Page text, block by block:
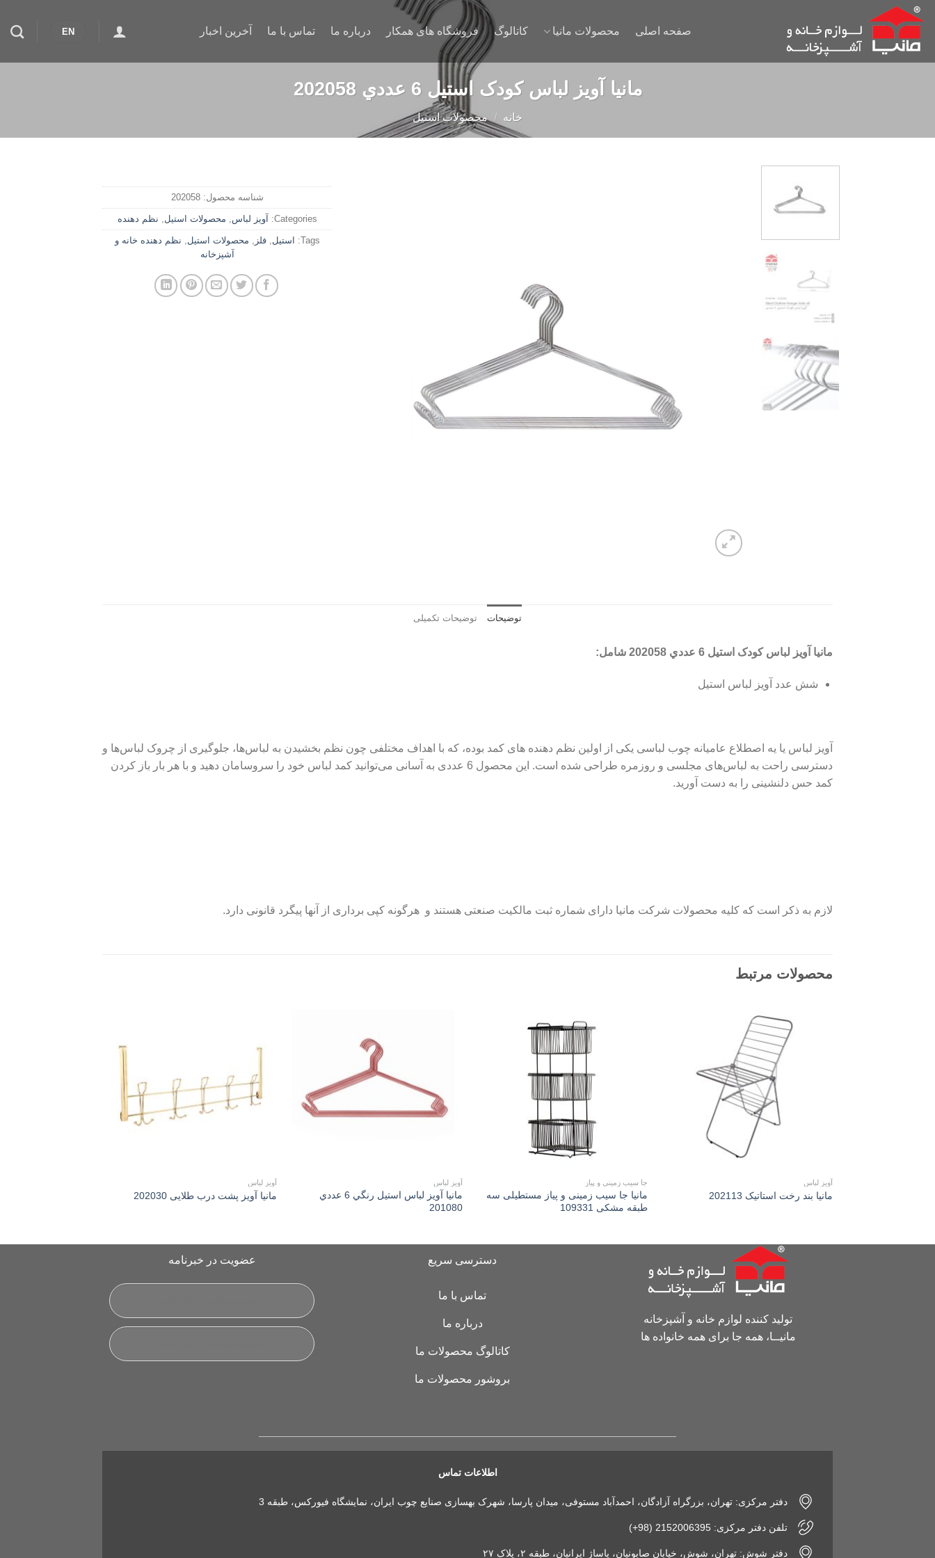
Skip
content
صفحه اصلی محصولات مانیا کاتالوگ فروشگاه های همکار درباره ما تماس با ما آخرین اخبار EN
مانیا آويز لباس کودک استیل 6 عددي 202058
خانه / محصولات استیل
شناسه محصول:202058
Categories: آویز لباس, محصولات استیل, نظم دهنده
Tags: استیل,فلز , محصولات استیل, نظم دهنده خانه و
آشپزخانه
توضیحات توضیحات تکمیلی
مانیا آويز لباس کودک استیل 6 عددي 202058 شامل :
شش عدد آویز لباس استیل
آویز لباس یا یه اصطلاع عامیانه چوب لباسی یکی از اولین نظم دهنده های کمد بوده، که با اهداف مختلفی چون نظم بخشیدن به لباس‌ها، جلوگیری از چروک لباس‌ها و
دسترسی راحت به لباس‌های مجلسی و روزمره طراحی شده است. این محصول 6 عددی به آسانی می‌توانید کمد لباس خود را سر‌و‌سامان دهید و با هر بار باز کردن
کمد حس دلنشینی را به دست آورید.‌
لازم به ذکر است که کلیه محصولات شرکت مانیا دارای شماره ثبت مالکیت صنعتی هستند و هرگونه کپی برداری از آنها پیگرد قانونی دارد.
محصولات مرتبط
آویز لباس
مانیا بند رخت استاتیک 202113
جا سیب زمینی و پیاز
مانیا جا سیب زمینی و پیاز مستطیلی سه
طبقه مشکی 109331
آویز لباس
مانیا آويز لباس استیل رنگي 6 عددي
201080
آویز لباس
مانیا آويز پشت درب طلايی 202030
تولید کننده لوازم خانه و آشپزخانه
مانیــا، همه جا برای همه خانواده ها
دسترسی سریع
تماس با ما
درباره ما
کاتالوگ محصولات ما
بروشور محصولات ما
عضویت در خبرنامه
اطلاعات تماس
دفتر مرکزی: تهران، بزرگراه آزادگان، احمدآباد مستوفی، میدان پارسا، شهرک بهسازی صنایع چوب ایران، نمایشگاه فیورکس، طبقه 3
تلفن دفتر مرکزی: 2152006395 (98+)
دفتر شوش: تهران، شوش، خیابان صابونیان، پاساژ ایرانیان، طبقه ۲، پلاک ۲۷